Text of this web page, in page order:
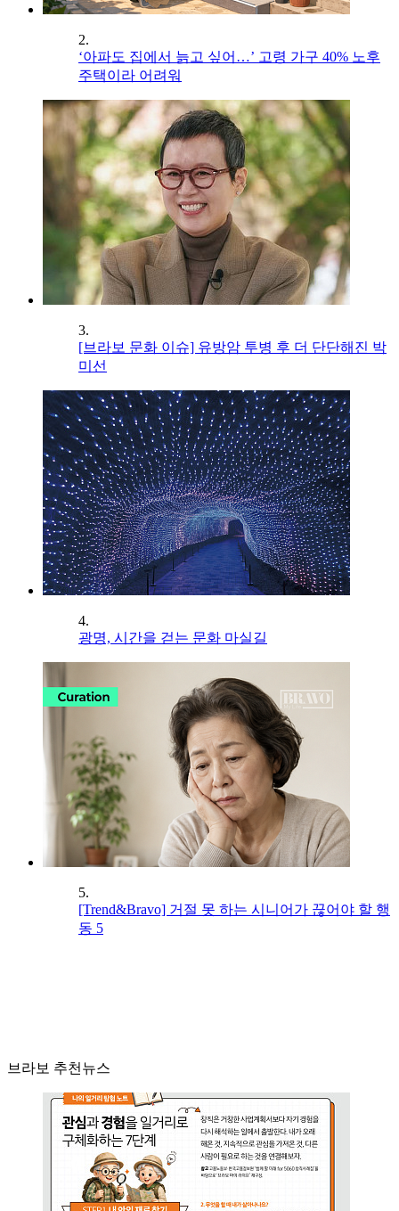
2.
‘아파도 집에서 늙고 싶어…’ 고령 가구 40% 노후
주택이라 어려워
3.
[브라보 문화 이슈] 유방암 투병 후 더 단단해진 박
미선
4.
광명, 시간을 걷는 문화 마실길
5.
[Trend&Bravo] 거절 못 하는 시니어가 끊어야 할 행
동 5
브라보 추천뉴스